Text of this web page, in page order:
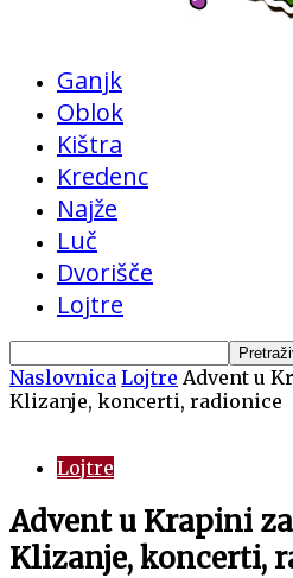
Ganjk
Oblok
Kištra
Kredenc
Najže
Luč
Dvorišče
Lojtre
Naslovnica Lojtre Advent u
Klizanje, koncerti, radionice
Lojtre
Advent u Krapini
Klizanje, koncerti,